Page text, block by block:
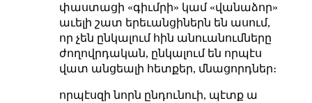
փաստացի «գիւմրի» կամ «վանաձոր»
աւելի շատ երեւանցիներն են ասում,
որ չեն ընկալում հին անուանումները
ժողովրդական, ընկալում են որպէս
վատ անցեալի հետքեր, մնացորդներ։
որպէսզի նորն ընդունուի, պէտք ա